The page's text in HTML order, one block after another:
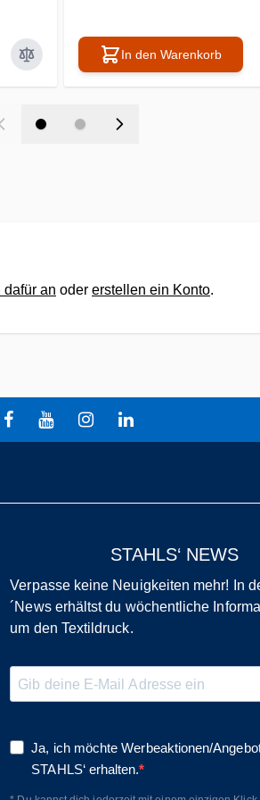
In den Warenkorb
dafür an oder erstellen ein Konto.
STAHLS‘ NEWS
Verpasse keine Neuigkeiten mehr! In
´News erhältst du wöchentliche
um den Textildruck.
Ja, ich möchte Werbeaktionen/
STAHLS‘ erhalten.